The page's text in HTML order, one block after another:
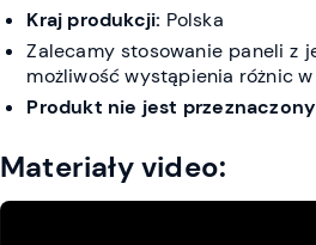
Kraj produkcji: Polska
Zalecamy stosowanie paneli z
możliwość wystąpienia różnic
Produkt nie jest
Materiały video: